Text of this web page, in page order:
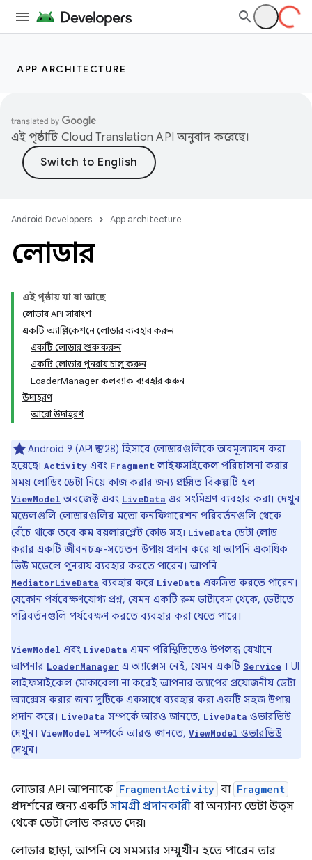
APP ARCHITECTURE
এই পৃষ্ঠাটি Cloud Translation API অনুবাদ করেছে।
Android Developers App architecture
লোডার
এই পৃষ্ঠায় যা যা আছে
লোডার API সারাংশ
একটি অ্যাপ্লিকেশনে লোডার ব্যবহার করুন
একটি লোডার শুরু করুন
একটি লোডার পুনরায় চালু করুন
LoaderManager কলব্যাক ব্যবহার করুন
উদাহরণ
আরো উদাহরণ
Android 9 (API স্তর 28) হিসাবে লোডারগুলিকে অবমূল্যায়ন করা
হয়েছে৷ Activity এবং Fragment লাইফসাইকেল পরিচালনা করার
সময় লোডিং ডেটা নিয়ে কাজ করার জন্য প্রস্তাবিত বিকল্পটি হল
ViewModel অবজেক্ট এবং LiveData এর সংমিশ্রণ ব্যবহার করা। দেখুন
মডেলগুলি লোডারগুলির মতো কনফিগারেশন পরিবর্তনগুলি থেকে
বেঁচে থাকে তবে কম বয়লারপ্লেট কোড সহ৷ LiveData ডেটা লোড
করার একটি জীবনচক্র-সচেতন উপায় প্রদান করে যা আপনি একাধিক
ভিউ মডেলে পুনরায় ব্যবহার করতে পারেন। আপনি
MediatorLiveData ব্যবহার করে LiveData একত্রিত করতে পারেন।
যেকোন পর্যবেক্ষণযোগ্য প্রশ্ন, যেমন একটি রুম ডাটাবেস থেকে, ডেটাতে
পরিবর্তনগুলি পর্যবেক্ষণ করতে ব্যবহার করা যেতে পারে।
ViewModel এবং LiveData এমন পরিস্থিতিতেও উপলব্ধ যেখানে
আপনার LoaderManager এ অ্যাক্সেস নেই, যেমন একটি Service । UI
লাইফসাইকেল মোকাবেলা না করেই আপনার অ্যাপের প্রয়োজনীয় ডেটা
অ্যাক্সেস করার জন্য দুটিকে একসাথে ব্যবহার করা একটি সহজ উপায়
প্রদান করে। LiveData সম্পর্কে আরও জানতে, LiveData ওভারভিউ
দেখুন। ViewModel সম্পর্কে আরও জানতে, ViewModel ওভারভিউ
দেখুন।
লোডার API আপনাকে FragmentActivity বা Fragment
প্রদর্শনের জন্য একটি সামগ্রী প্রদানকারী বা অন্যান্য ডেটা উত্স
থেকে ডেটা লোড করতে দেয়৷
লোডার ছাড়া, আপনি যে সমস্যার সম্মুখীন হতে পারেন তার